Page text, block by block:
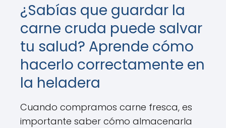
¿Sabías que guardar la
carne cruda puede salvar
tu salud? Aprende cómo
hacerlo correctamente en
la heladera
Cuando compramos carne fresca, es
importante saber cómo almacenarla